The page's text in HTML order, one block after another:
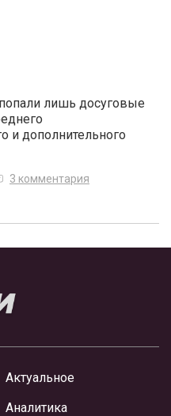
лишь досуговые
и дополнительного
3 комментария
Актуальное
Аналитика